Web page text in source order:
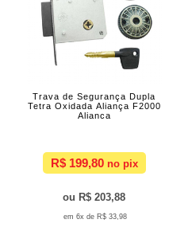
Trava de Segurança Dupla
Tetra Oxidada Aliança F2000
Alianca
R$ 199,80
R$ 203,88
6x de R$ 33,98